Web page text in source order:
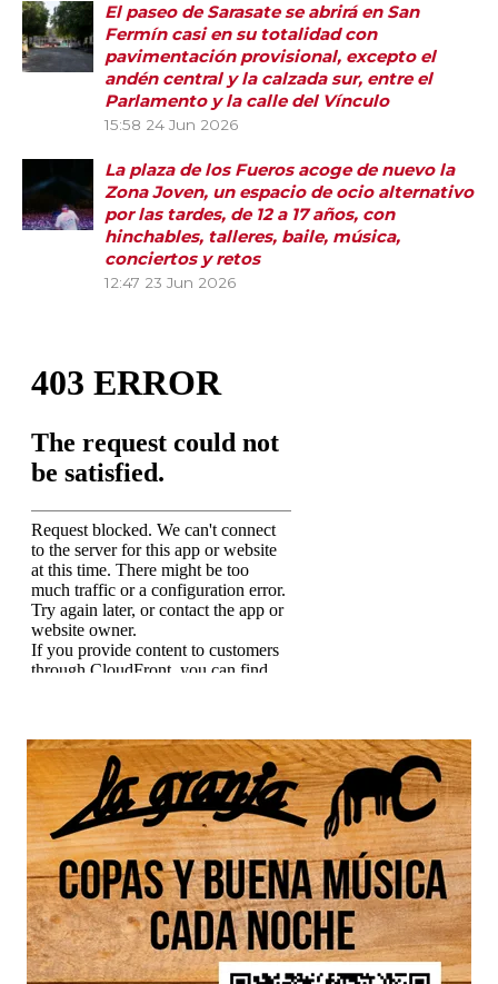
El paseo de Sarasate se abrirá en San
Fermín casi en su totalidad con
pavimentación provisional, excepto el
andén central y la calzada sur, entre el
Parlamento y la calle del Vínculo
15:58 24 Jun 2026
La plaza de los Fueros acoge de nuevo la
Zona Joven, un espacio de ocio alternativo
por las tardes, de 12 a 17 años, con
hinchables, talleres, baile, música,
conciertos y retos
12:47 23 Jun 2026